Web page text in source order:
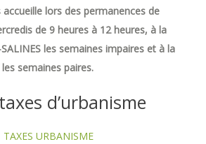
lors des permanences de
de 9 heures à 12 heures, à la
les semaines impaires et à la
les semaines paires.
d’urbanisme
TAXES URBANISME